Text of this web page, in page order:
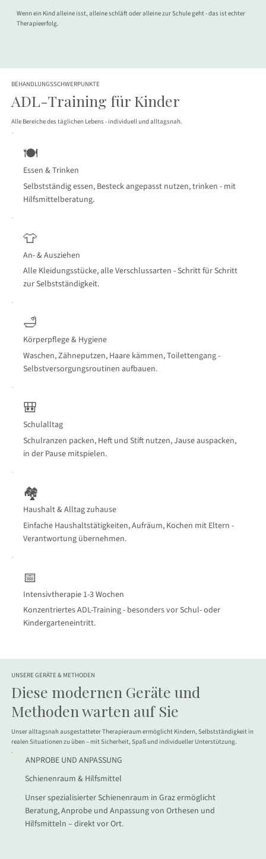
Wenn ein Kind alleine isst, alleine schläft oder alleine zur Schule geht - das ist echter
Therapieerfolg.
BEHANDLUNGSSCHWERPUNKTE
ADL-Training für Kinder
Alle Bereiche des täglichen Lebens - individuell und alltagsnah.
🍽
Essen & Trinken
Selbstständig essen, Besteck angepasst nutzen, trinken - mit
Hilfsmittelberatung.
👕
An- & Ausziehen
Alle Kleidungsstücke, alle Verschlussarten - Schritt für Schritt
zur Selbstständigkeit.
🛁
Körperpflege & Hygiene
Waschen, Zähneputzen, Haare kämmen, Toilettengang -
Selbstversorgungsroutinen aufbauen.
🎒
Schulalltag
Schulranzen packen, Heft und Stift nutzen, Jause auspacken,
in der Pause mitspielen.
🏘
Haushalt & Alltag zuhause
Einfache Haushaltstätigkeiten, Aufräum, Kochen mit Eltern -
Verantwortung übernehmen.
📅
Intensivtherapie 1-3 Wochen
Konzentriertes ADL-Training - besonders vor Schul- oder
Kindergarteneintritt.
UNSERE GERÄTE & METHODEN
Diese modernen Geräte und
Methoden warten auf Sie
Unser alltagsnah ausgestatteter Therapieraum ermöglicht Kindern, Selbstständigkeit in
realen Situationen zu üben – mit Sicherheit, Spaß und individueller Unterstützung.
ANPROBE UND ANPASSUNG
Schienenraum & Hilfsmittel
Unser spezialisierter Schienenraum in Graz ermöglicht
Beratung, Anprobe und Anpassung von Orthesen und
Hilfsmitteln – direkt vor Ort.